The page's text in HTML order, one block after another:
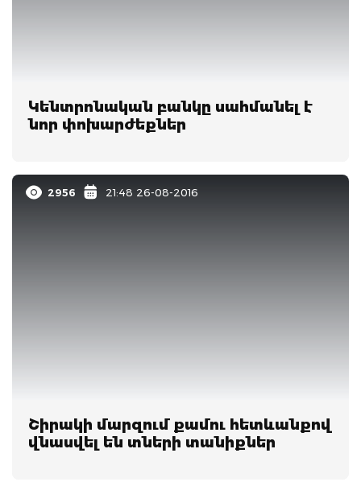
Կենտրոնական բանկը սահմանել է
նոր փոխարժեքներ
2956 21:48 26-08-2016
Շիրակի մարզում քամու հետևանքով
վնասվել են տների տանիքներ